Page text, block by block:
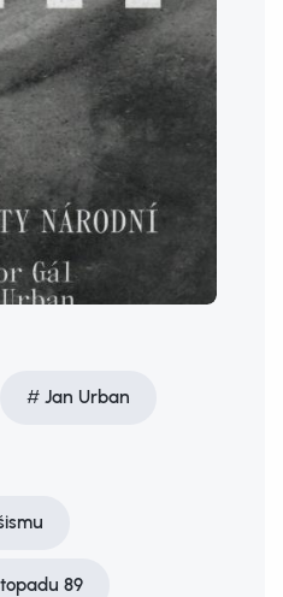
Jan Urban
89